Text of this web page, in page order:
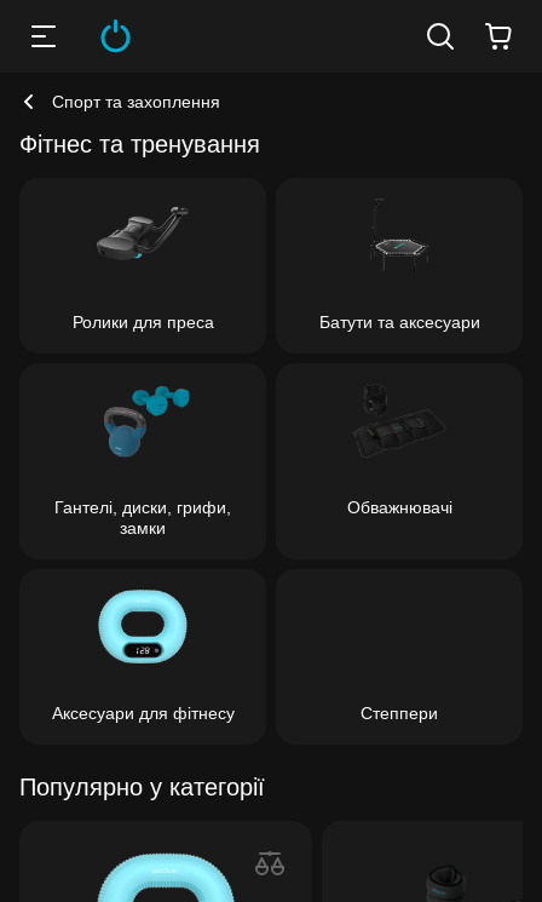
Спорт та захоплення
Фітнес та тренування
Ролики для преса Батути та аксесуари
Гантелі, диски, грифи,
замки
Обважнювачі
Аксесуари для фітнесу Степпери
Популярно у категорії